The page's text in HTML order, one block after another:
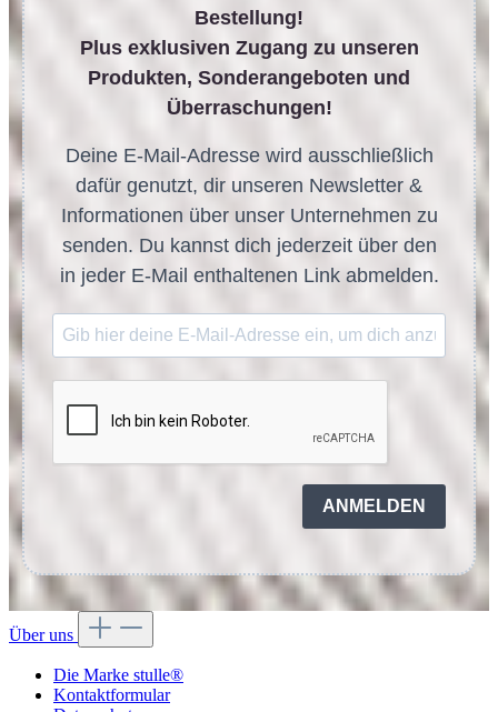
Bestellung!
Plus exklusiven Zugang zu unseren
Produkten, Sonderangeboten und
Überraschungen!
Deine E-Mail-Adresse wird ausschließlich
dafür genutzt, dir unseren Newsletter &
Informationen über unser Unternehmen zu
senden. Du kannst dich jederzeit über den
in jeder E-Mail enthaltenen Link abmelden.
ANMELDEN
Über uns
Die Marke stulle®
Kontaktformular